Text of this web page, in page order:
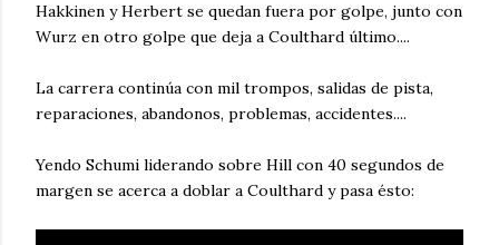
Hakkinen y Herbert se quedan fuera por golpe, junto con
Wurz en otro golpe que deja a Coulthard último....
La carrera continúa con mil trompos, salidas de pista,
reparaciones, abandonos, problemas, accidentes....
Yendo Schumi liderando sobre Hill con 40 segundos de
margen se acerca a doblar a Coulthard y pasa ésto: